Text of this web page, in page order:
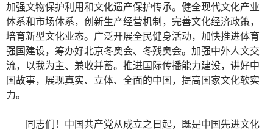
加强文物保护利用和文化遗产保护传承。健全现代文化产业
体系和市场体系，创新生产经营机制，完善文化经济政策，
培育新型文化业态。广泛开展全民健身活动，加快推进体育
强国建设，筹办好北京冬奥会、冬残奥会。加强中外人文交
流，以我为主、兼收并蓄。推进国际传播能力建设，讲好中
国故事，展现真实、立体、全面的中国，提高国家文化软实
力。
同志们！中国共产党从成立之日起，既是中国先进文化